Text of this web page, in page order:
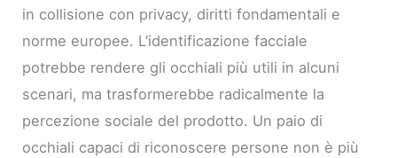
in collisione con privacy, diritti fondamentali e
norme europee. L’identificazione facciale
potrebbe rendere gli occhiali più utili in alcuni
scenari, ma trasformerebbe radicalmente la
percezione sociale del prodotto. Un paio di
occhiali capaci di riconoscere persone non è più